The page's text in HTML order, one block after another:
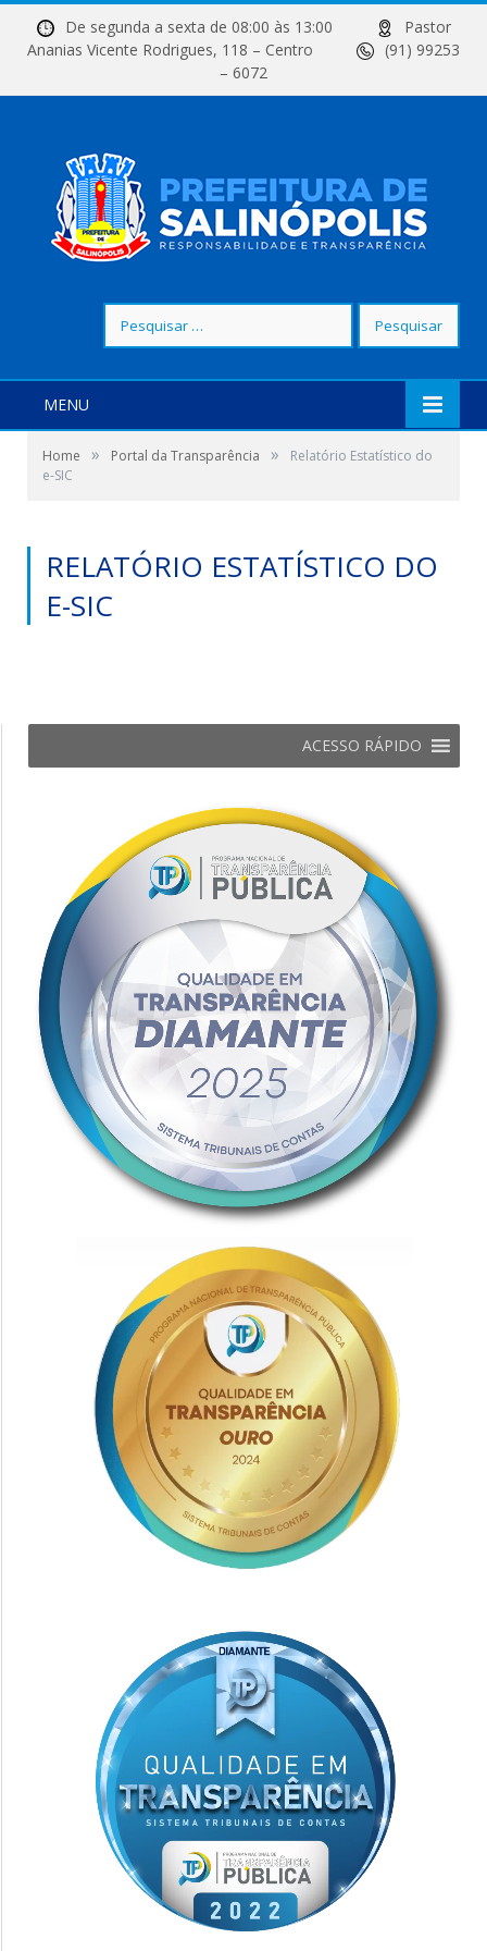
De segunda a sexta de 08:00 às 13:00
Pastor
Ananias Vicente Rodrigues, 118 – Centro
(91) 99253
– 6072
por:
MENU
Home » Portal da Transparência »
Relatório Estatístico do
e-SIC
RELATÓRIO ESTATÍSTICO DO
E-SIC
ACESSO RÁPIDO